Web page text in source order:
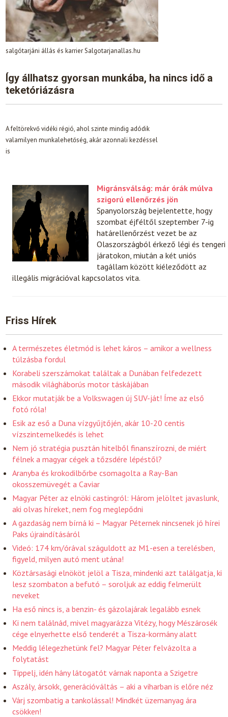
salgótarjáni állás és karrier Salgotarjanallas.hu
Így állhatsz gyorsan munkába, ha nincs idő a
teketóriázásra
A feltörekvő vidéki régió, ahol szinte mindig adódik
valamilyen munkalehetőség, akár azonnali kezdéssel
is
Migránsválság: már órák múlva
szigorú ellenőrzés jön
Spanyolország bejelentette, hogy
szombat éjféltől szeptember 7-ig
határellenőrzést vezet be az
Olaszországból érkező légi és tengeri
járatokon, miután a két uniós
tagállam között kiéleződött az
illegális migrációval kapcsolatos vita.
Friss Hírek
A természetes életmód is lehet káros – amikor a wellness
túlzásba fordul
Korabeli szerszámokat találtak a Dunában felfedezett
második világháborús motor táskájában
Ekkor mutatják be a Volkswagen új SUV-ját! Íme az első
fotó róla!
Esik az eső a Duna vízgyűjtőjén, akár 10-20 centis
vízszintemelkedés is lehet
Nem jó stratégia pusztán hitelből finanszírozni, de miért
félnek a magyar cégek a tőzsdére lépéstől?
Aranyba és krokodilbőrbe csomagolta a Ray-Ban
okosszemüvegét a Caviar
Magyar Péter az elnöki castingról: Három jelöltet javaslunk,
aki olvas híreket, nem fog meglepődni
A gazdaság nem bírná ki – Magyar Péternek nincsenek jó hírei
Paks újraindításáról
Videó: 174 km/órával száguldott az M1-esen a terelésben,
figyeld, milyen autó ment utána!
Köztársasági elnököt jelöl a Tisza, mindenki azt találgatja, ki
lesz szombaton a befutó – soroljuk az eddig felmerült
neveket
Ha eső nincs is, a benzin- és gázolajárak legalább esnek
Ki nem találnád, mivel magyarázza Vitézy, hogy Mészárosék
cége elnyerhette első tenderét a Tisza-kormány alatt
Meddig lélegezhetünk fel? Magyar Péter felvázolta a
folytatást
Tippelj, idén hány látogatót várnak naponta a Szigetre
Aszály, ársokk, generációváltás – aki a viharban is előre néz
Várj szombatig a tankolással! Mindkét üzemanyag ára
csökken!